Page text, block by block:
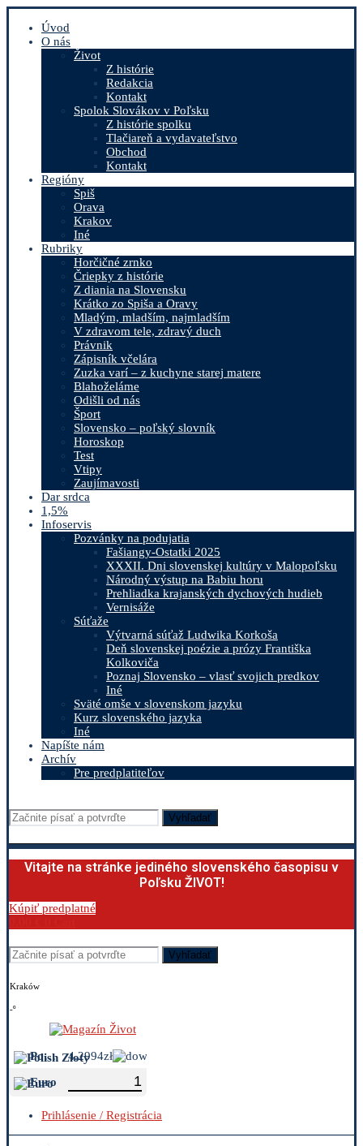
Úvod
O nás
Život
Z histórie
Redakcia
Kontakt
Spolok Slovákov v Poľsku
Z histórie spolku
Tlačiareň a vydavateľstvo
Obchod
Kontakt
Regióny
Spiš
Orava
Krakov
Iné
Rubriky
Horčičné zrnko
Čriepky z histórie
Z diania na Slovensku
Krátko zo Spiša a Oravy
Mladým, mladším, najmladším
V zdravom tele, zdravý duch
Právnik
Zápisník včelára
Zuzka varí – z kuchyne starej matere
Blahoželáme
Odišli od nás
Šport
Slovensko – poľský slovník
Horoskop
Test
Vtipy
Zaujímavosti
Dar srdca
1,5%
Infoservis
Pozvánky na podujatia
Fašiangy-Ostatki 2025
XXXII. Dni slovenskej kultúry v Malopoľsku
Národný výstup na Babiu horu
Prehliadka krajanských dychových hudieb
Vernisáže
Súťaže
Výtvarná súťaž Ludwika Korkoša
Deň slovenskej poézie a prózy Františka
Kolkoviča
Poznaj Slovensko – vlasť svojich predkov
Iné
Sväté omše v slovenskom jazyku
Kurz slovenského jazyka
Iné
Napíšte nám
Archív
Pre predplatiteľov
Vyhľadať
Vitajte na stránke jediného slovenského časopisu v
Poľsku ŽIVOT!
Kúpiť predplatné
Vyhľadať
Kraków
-º
Polish Zloty
4.2994zł
Euro
Prihlásenie / Registrácia